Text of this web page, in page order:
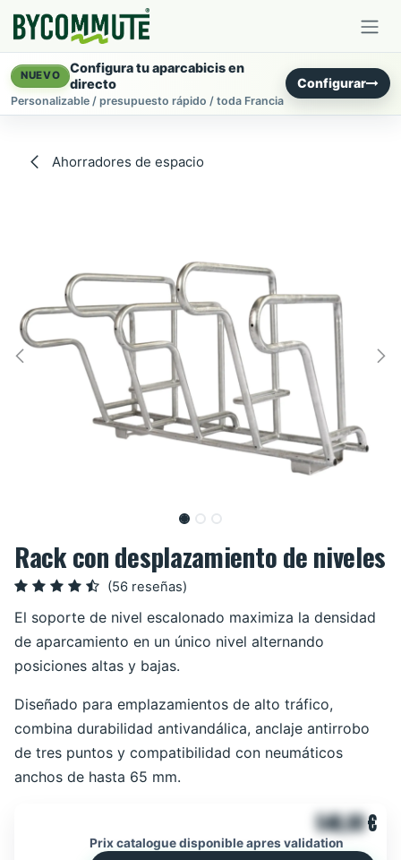
NUEVO
Configura tu aparcabicis en
directo
Personalizable / presupuesto rápido / toda Francia
Configurar
Ahorradores de espacio
Rack con desplazamiento de niveles
(56 reseñas)
El soporte de nivel escalonado maximiza la densidad
de aparcamiento en un único nivel alternando
posiciones altas y bajas.
Diseñado para emplazamientos de alto tráfico,
combina durabilidad antivandálica, anclaje antirrobo
de tres puntos y compatibilidad con neumáticos
anchos de hasta 65 mm.
546,00€
Prix catalogue disponible apres validation